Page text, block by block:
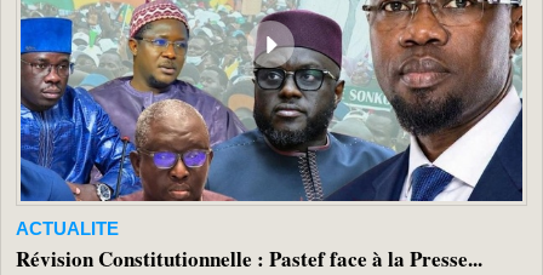
ACTUALITE
Révision Constitutionnelle : Pastef face à la Presse...